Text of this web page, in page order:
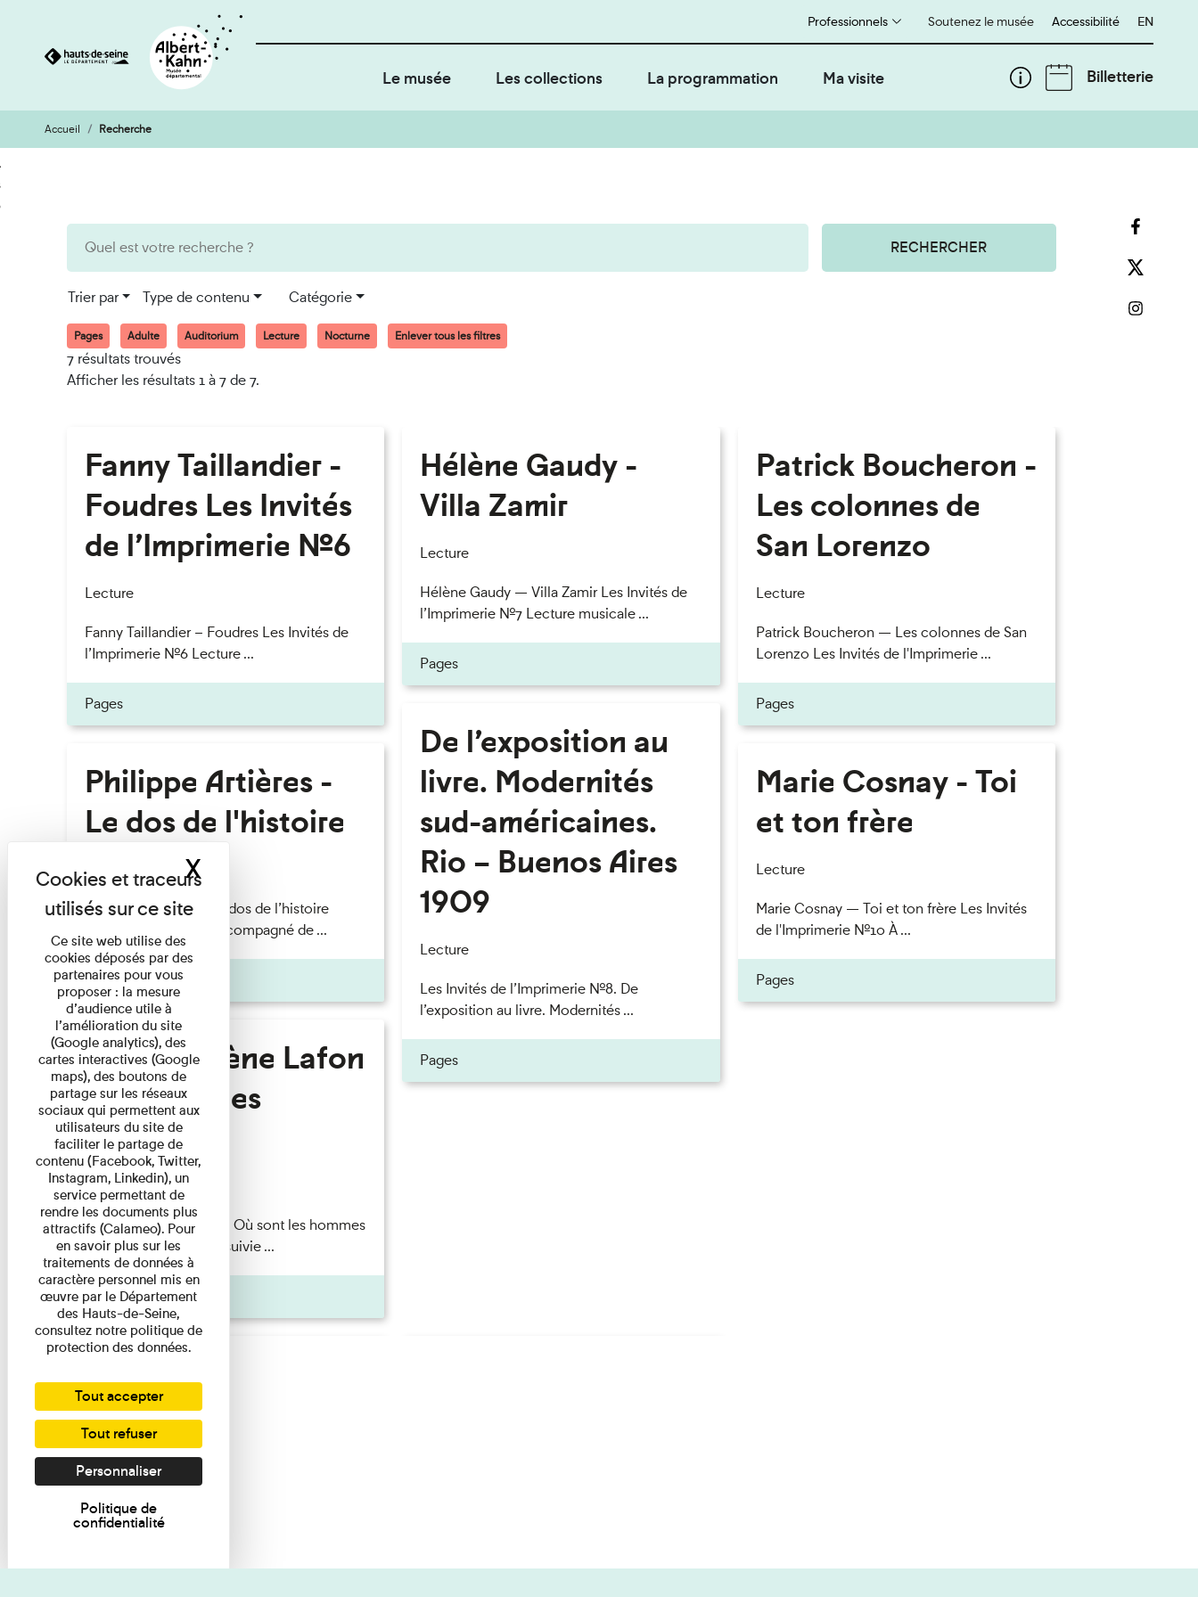
Aller
au
contenu
Aller
à
la
Soutenez le musée
Professionnels Accessibilité English
EN
Le musée Les collections La programmation Ma visite Billetterie
Accueil Recherche
RECHERCHER
Trier par Type de contenu Catégorie
Pages Adulte Auditorium Lecture Nocturne Enlever tous les filtres
7 résultats trouvés
Afficher les résultats 1 à 7 de 7.
Fanny Taillandier -
Foudres Les Invités
de l’Imprimerie n°6
Lecture
Fanny Taillandier – Foudres Les Invités de
l’Imprimerie n°6 Lecture ...
Pages
Philippe Artières -
Le dos de l'histoire
Lecture
Philippe Artières — Le dos de l’histoire
Lecture par l’auteur accompagné de ...
Pages
Marie-Hélène Lafon
- Où sont les
hommes ?
Lecture
Marie-Hélène Lafon — Où sont les hommes
? Lecture par l’autrice suivie ...
Pages
Hélène Gaudy -
Villa Zamir
Lecture
Hélène Gaudy — Villa Zamir Les Invités de
l’Imprimerie n°7 Lecture musicale ...
Pages
De l’exposition au
livre. Modernités
sud-américaines.
Rio – Buenos Aires
1909
Lecture
Les Invités de l’Imprimerie n°8. De
l’exposition au livre. Modernités ...
Pages
Patrick Boucheron -
Les colonnes de
San Lorenzo
Lecture
Patrick Boucheron — Les colonnes de San
Lorenzo Les Invités de l'Imprimerie ...
Pages
Marie Cosnay - Toi
et ton frère
Lecture
Marie Cosnay — Toi et ton frère Les Invités
de l'Imprimerie n°10 À ...
Pages
Ce site web utilise des
cookies déposés par des
partenaires pour vous
proposer : la mesure
d’audience utile à
l’amélioration du site
(Google analytics), des
cartes interactives (Google
maps), des boutons de
partage sur les réseaux
sociaux qui permettent aux
utilisateurs du site de
faciliter le partage de
contenu (Facebook, Twitter,
Instagram, Linkedin), un
service permettant de
rendre les documents plus
attractifs (Calameo). Pour
en savoir plus sur les
traitements de données à
caractère personnel mis en
œuvre par le Département
des Hauts-de-Seine,
consultez notre politique de
protection des données.
Tout accepter
Tout refuser
Personnaliser
Politique de
confidentialité
XMasquer le bandeau des cookies